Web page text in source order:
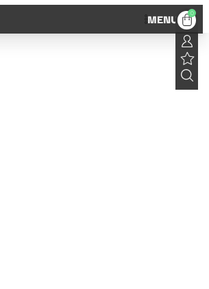
MENU 0